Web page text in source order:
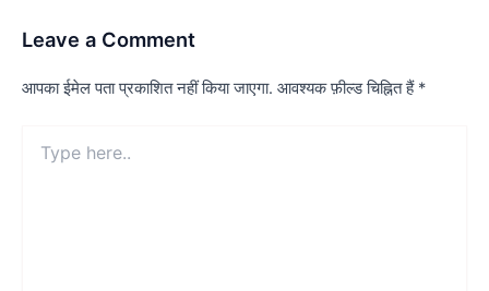
Leave a Comment
आपका ईमेल पता प्रकाशित नहीं किया जाएगा. आवश्यक फ़ील्ड चिह्नित हैं *
here..